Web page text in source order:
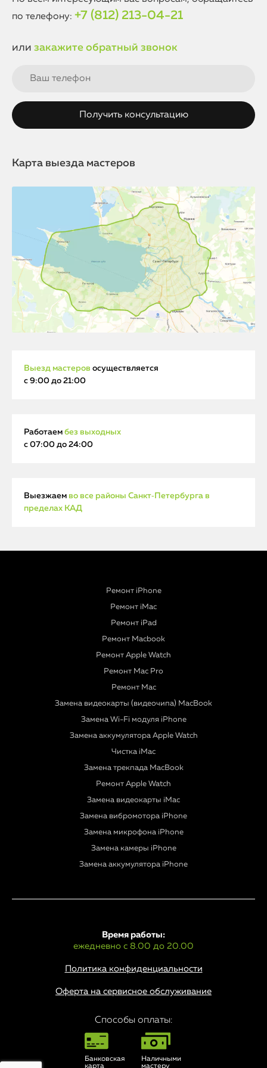
ремонтов, что гарантирует надежность и долговечность
вашего устройства.
по телефону: +7 (812) 213-04-21
или закажите обратный звонок
Карта выезда мастеров
Выезд мастеров осуществляется
с 9:00 до 21:00
Работаем без выходных
с 07:00 до 24:00
Выезжаем во все районы Санкт‑Петербурга в
пределах КАД
Ремонт iPhone
Ремонт iMac
Ремонт iPad
Ремонт Macbook
Ремонт Apple Watch
Ремонт Mac Pro
Ремонт Mac
Замена видеокарты (видеочипа) MacBook
Замена Wi-Fi модуля iPhone
Замена аккумулятора Apple Watch
Чистка iMac
Замена трекпада MacBook
Ремонт Apple Watch
Замена видеокарты iMac
Замена вибромотора iPhone
Замена микрофона iPhone
Замена камеры iPhone
Замена аккумулятора iPhone
Политика конфиденциальности
Время работы:
ежедневно с 8.00 до 20.00
Оферта на сервисное обслуживание
Способы оплаты:
Банковская
карта
Наличными
мастеру